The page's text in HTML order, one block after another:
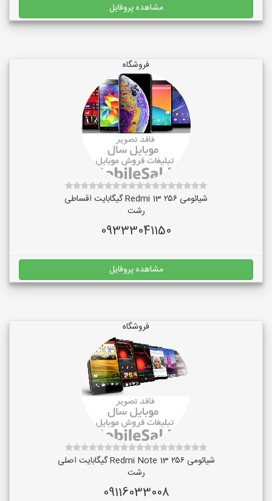
مشاهده پروفایل
فروشگاه
شیائومی Redmi 13 ۲۵۶ گیگابایت اقساطی
رشت
09333041150
مشاهده پروفایل
فروشگاه
شیائومی Redmi Note 13 ۲۵۶ گیگابایت اصلی
رشت
09116033008